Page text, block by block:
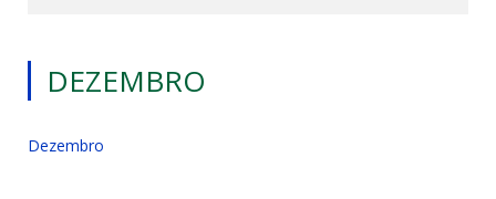
DEZEMBRO
Dezembro